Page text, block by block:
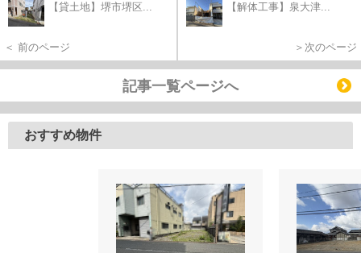
【貸土地】堺市堺区...
＜ 前のページ
【解体工事】泉大津...
＞次のページ
記事一覧ページへ
おすすめ物件